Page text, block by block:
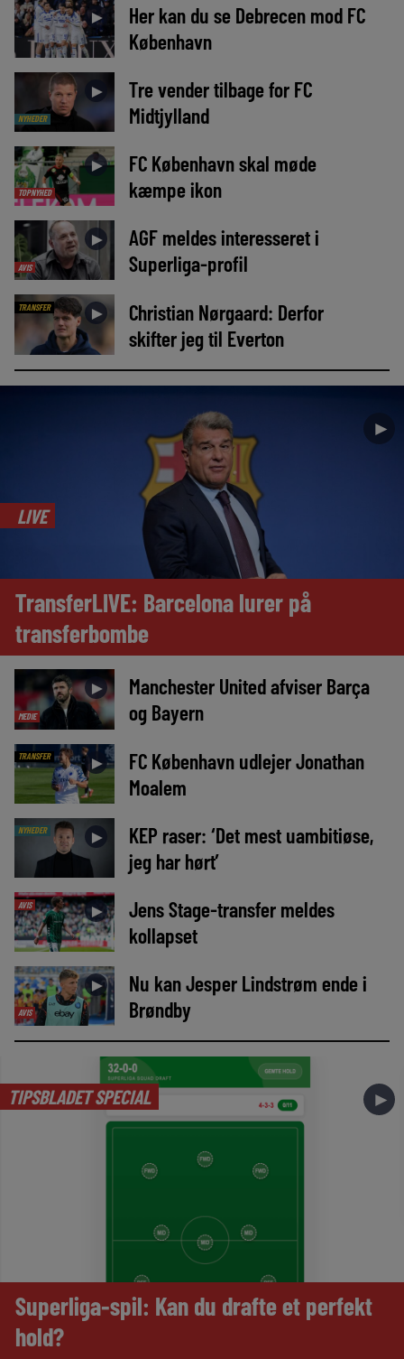
►
Her kan du se Debrecen mod FC
København
NYHEDER
►
Tre vender tilbage for FC
Midtjylland
TOPNYHED
►
FC København skal møde
kæmpe ikon
AVIS
►
AGF meldes interesseret i
Superliga-profil
TRANSFER ►
Christian Nørgaard: Derfor
skifter jeg til Everton
►
LIVE
TransferLIVE: Barcelona lurer på
transferbombe
MEDIE
►
Manchester United afviser Barça
og Bayern
TRANSFER ►
FC København udlejer Jonathan
Moalem
NYHEDER ►
KEP raser: ‘Det mest uambitiøse,
jeg har hørt’
AVIS ►
Jens Stage-transfer meldes
kollapset
AVIS
►
Nu kan Jesper Lindstrøm ende i
Brøndby
TIPSBLADET SPECIAL ►
Superliga-spil: Kan du drafte et perfekt
hold?